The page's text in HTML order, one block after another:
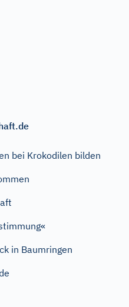
bei Krokodilen bilden
in Baumringen